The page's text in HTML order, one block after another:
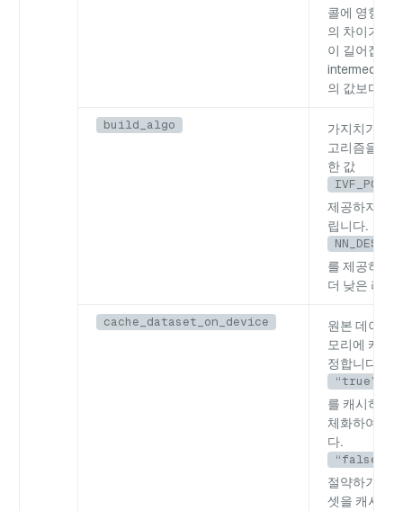
콜에 영향을
의 차이가 클
이 길어집니
의 값보다 작
build_algo
가지치기 전
고리즘을 선
한 값
IVF_PQ
제공하지만
립니다.
를 제공하지
더 낮은 리콜
cache_dataset_on_device
원본 데이터
모리에 캐시
정합니다. 가
“true”
를 캐시하여
체화하여 리
다.
“false”
절약하기 위
셋을 캐시하